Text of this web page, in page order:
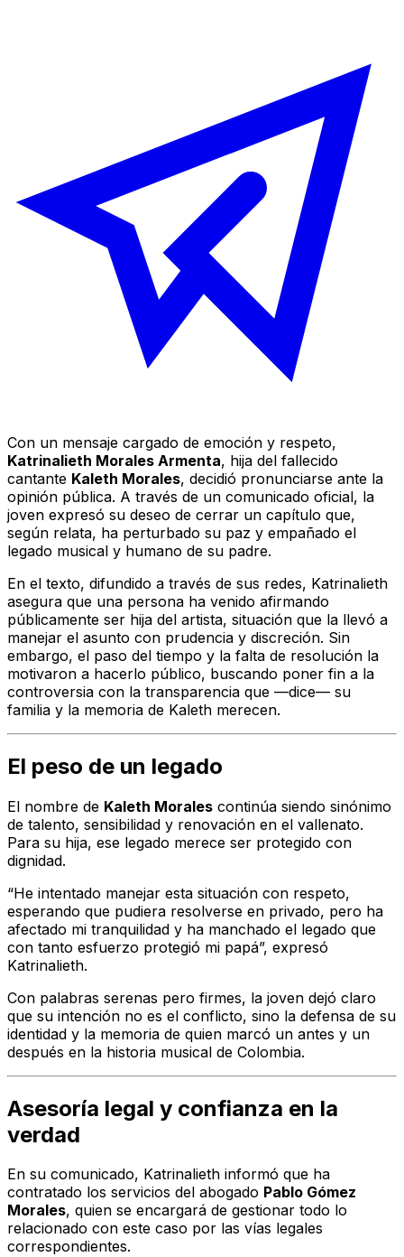
Con un mensaje cargado de emoción y respeto,
Katrinalieth Morales Armenta, hija del fallecido
cantante Kaleth Morales, decidió pronunciarse ante la
opinión pública. A través de un comunicado oficial, la
joven expresó su deseo de cerrar un capítulo que,
según relata, ha perturbado su paz y empañado el
legado musical y humano de su padre.
En el texto, difundido a través de sus redes, Katrinalieth
asegura que una persona ha venido afirmando
públicamente ser hija del artista, situación que la llevó a
manejar el asunto con prudencia y discreción. Sin
embargo, el paso del tiempo y la falta de resolución la
motivaron a hacerlo público, buscando poner fin a la
controversia con la transparencia que —dice— su
familia y la memoria de Kaleth merecen.
El peso de un legado
El nombre de Kaleth Morales continúa siendo sinónimo
de talento, sensibilidad y renovación en el vallenato.
Para su hija, ese legado merece ser protegido con
dignidad.
“He intentado manejar esta situación con respeto,
esperando que pudiera resolverse en privado, pero ha
afectado mi tranquilidad y ha manchado el legado que
con tanto esfuerzo protegió mi papá”, expresó
Katrinalieth.
Con palabras serenas pero firmes, la joven dejó claro
que su intención no es el conflicto, sino la defensa de su
identidad y la memoria de quien marcó un antes y un
después en la historia musical de Colombia.
Asesoría legal y confianza en la
verdad
En su comunicado, Katrinalieth informó que ha
contratado los servicios del abogado Pablo Gómez
Morales, quien se encargará de gestionar todo lo
relacionado con este caso por las vías legales
correspondientes.